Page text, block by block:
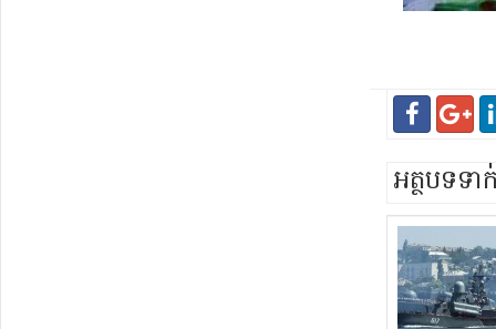
អត្ថបទទ